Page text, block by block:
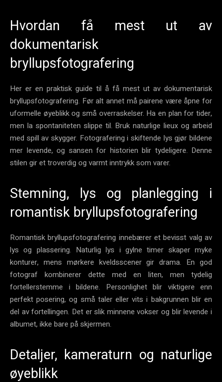
Hvordan få mest ut av
dokumentarisk
bryllupsfotografering
Her er en praktisk guide til å få mest ut av dokumentarisk
bryllupsfotografering. Før alt annet må pairene være åpne for
uformelle øyeblikk og små overraskelser. Ha en plan for tider,
men la spontaniteten slippe til. Bruk naturlige lieux og arbeid
med spill av skygger. Fotografering i skiftende lys gjør bildene
mer levende, og sansen for historien blir tydeligere. Denne
stilen gir et troverdig og varmt inntrykk som varer.
Stemning, lys og planlegging i
romantisk bryllupsfotografering
Romantisk bryllupsfotografering innebærer et bevisst valg av
lys og plassering. Naturlig lys i gylne timer skaper myke
konturer, mens mørkere kveldsscener gir drama. En god
fotograf kombinerer dette med en liten, men tydelig
fortellerstemme i bildene. Personlighet blir viktigere enn
perfekt posering, og små taler eller vits i bakgrunnen blir en
del av fortellingen. Det er slik minnene vokser og blir levende i
albumet, ikke bare på skjermen.
Detaljer, kameraturn og naturlige
øyeblikk